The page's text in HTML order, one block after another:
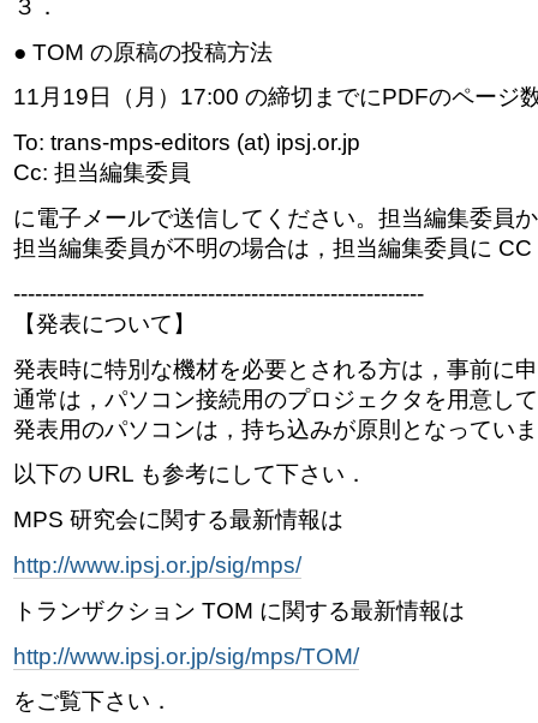
３．
● TOM の原稿の投稿方法
11月19日（月）17:00 の締切までにPDFのページ
To: trans-mps-editors (at) ipsj.or.jp
Cc: 担当編集委員
に電子メールで送信してください。担当編集委員
担当編集委員が不明の場合は，担当編集委員に
---------------------------------------------------------
【発表について】
発表時に特別な機材を必要とされる方は，事前に
通常は，パソコン接続用のプロジェクタを用意し
発表用のパソコンは，持ち込みが原則となってい
以下の URL も参考にして下さい．
MPS 研究会に関する最新情報は
http://www.ipsj.or.jp/sig/mps/
トランザクション TOM に関する最新情報は
http://www.ipsj.or.jp/sig/mps/TOM/
をご覧下さい．